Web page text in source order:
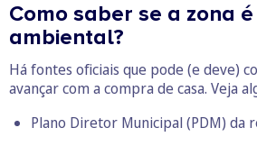
Como saber se a zona
ambiental?
Há fontes oficiais que pode (e deve)
avançar com a compra de casa. Veja
Plano Diretor Municipal (PDM) da